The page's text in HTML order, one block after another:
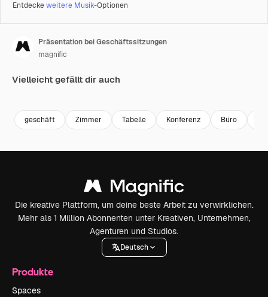
Entdeckeweitere Musik-Optionen
Präsentation bei Geschäftssitzungen
magnific
Vielleicht gefällt dir auch
geschäft Zimmer Tabelle Konferenz Büro
Die kreative Plattform, um deine beste Arbeit zu verwirklichen.
Mehr als 1 Million Abonnenten unter Kreativen, Unternehmen,
Agenturen und Studios.
Deutsch
Produkte
Spaces